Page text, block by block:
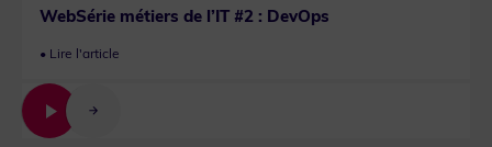
WebSérie métiers de l’IT #2 : DevOps